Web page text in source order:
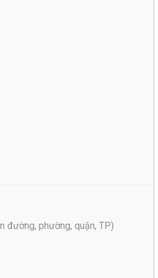
đường, phường, quận, TP)